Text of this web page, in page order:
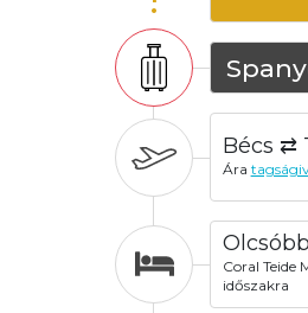
Bécs ⇄
Ára
Coral Teide
időszakra